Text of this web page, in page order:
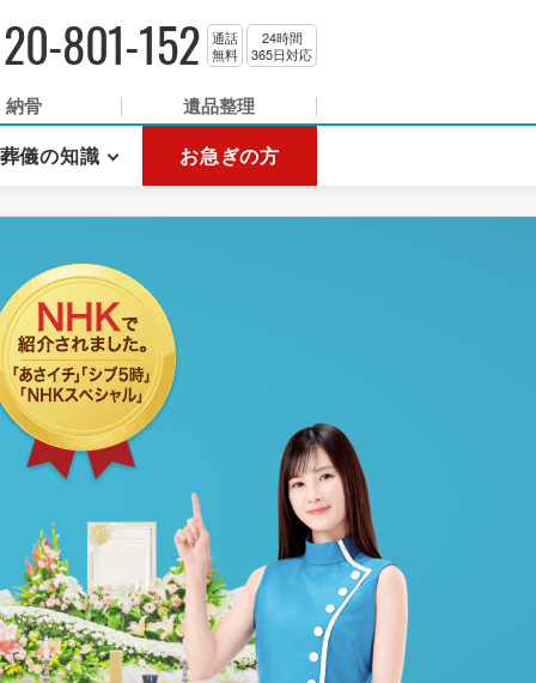
801-152
通話
無料
24時間
365日対応
納骨 遺品整理
葬儀の知識 お急ぎの方